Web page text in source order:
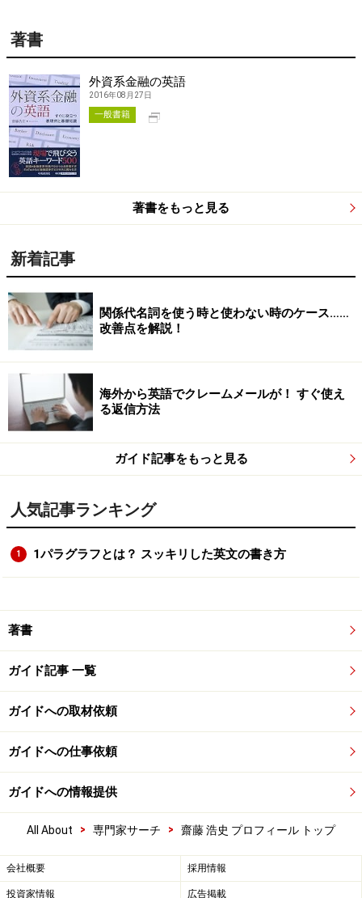
著書
外資系金融の英語
2016年08月27日
一般書籍
著書をもっと見る
新着記事
関係代名詞を使う時と使わない時のケース……
改善点を解説！
海外から英語でクレームメールが！ すぐ使え
る返信方法
ガイド記事をもっと見る
人気記事ランキング
1 1パラグラフとは？ スッキリした英文の書き方
著書
ガイド記事 一覧
ガイドへの取材依頼
ガイドへの仕事依頼
ガイドへの情報提供
All About > 専門家サーチ > 齋藤 浩史 プロフィール トップ
会社概要 採用情報
投資家情報 広告掲載